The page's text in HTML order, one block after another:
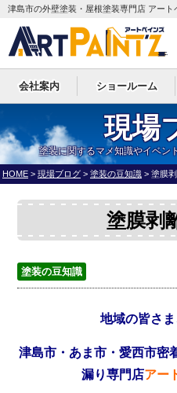
津島市の外壁塗装・屋根塗装専門店 アート
会社案内 ショールーム
現場
塗装に関するマメ知識やイベン
HOME > 現場ブログ > 塗装の豆知識 > 塗膜
塗膜剥
塗装の豆知識
地域の皆さま
津島市・あま市・愛西市密
漏り専門店アー